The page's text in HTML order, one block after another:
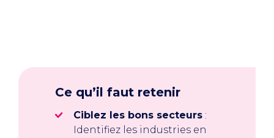
Ce qu’il faut retenir
Ciblez les bons secteurs :
Identifiez les industries en